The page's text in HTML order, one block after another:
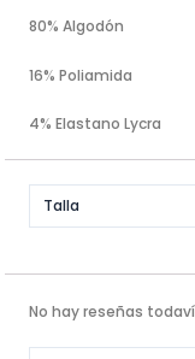
80% Algodón
16% Poliamida
4% Elastano Lycra
Talla
No hay reseñas